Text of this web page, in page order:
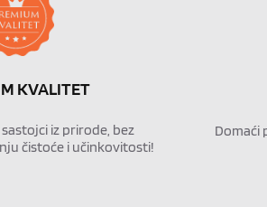
KVALITET
iz prirode, bez
čistoće i učinkovitosti!
Domaći